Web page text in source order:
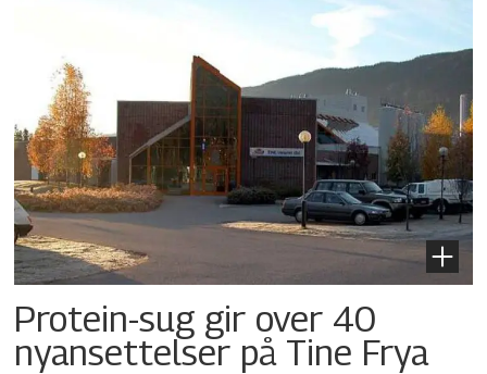
Protein-sug gir over 40
nyansettelser på Tine Frya